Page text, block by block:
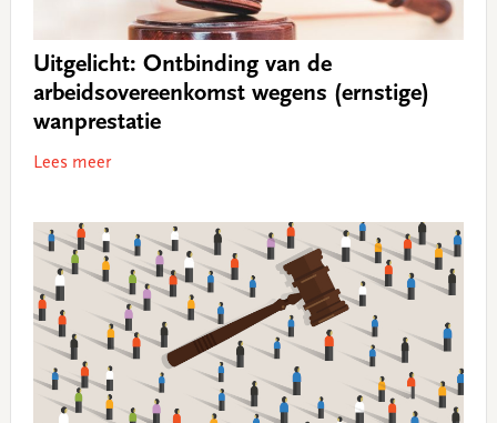
Uitgelicht: Ontbinding van de
arbeidsovereenkomst wegens (ernstige)
wanprestatie
Lees meer